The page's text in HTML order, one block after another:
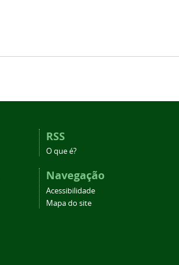
RSS
O que é?
Navegação
Acessibilidade
Mapa do site